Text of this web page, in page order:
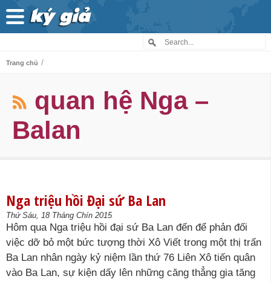
Trang chủ /
quan hệ Nga –
Balan
Nga triệu hồi Đại sứ Ba Lan
Thứ Sáu, 18 Tháng Chín 2015
Hôm qua Nga triệu hồi đại sứ Ba Lan đến để phản đối
việc dỡ bỏ một bức tượng thời Xô Viết trong một thị trấn
Ba Lan nhân ngày kỷ niệm lần thứ 76 Liên Xô tiến quân
vào Ba Lan, sự kiện dấy lên những căng thẳng gia tăng